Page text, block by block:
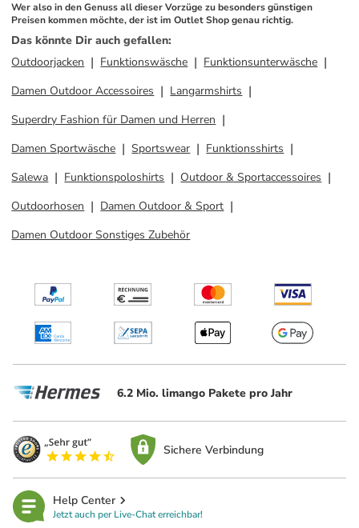
Wer also in den Genuss all dieser Vorzüge zu besonders günstigen
Preisen kommen möchte, der ist im Outlet Shop genau richtig.
Das könnte Dir auch gefallen:
Outdoorjacken
Funktionswäsche
Funktionsunterwäsche
Damen Outdoor Accessoires
Langarmshirts
Superdry Fashion für Damen und Herren
Damen Sportwäsche
Sportswear
Funktionsshirts
Salewa
Funktionspoloshirts
Outdoor & Sportaccessoires
Outdoorhosen
Damen Outdoor & Sport
Damen Outdoor Sonstiges Zubehör
6.2 Mio. limango Pakete pro Jahr
Sichere Verbindung
Help Center
Jetzt auch per Live-Chat erreichbar!